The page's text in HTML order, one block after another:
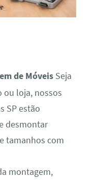
de MóveisSeja
ou loja, nossos
SP estão
desmontar
tamanhos com
montagem,